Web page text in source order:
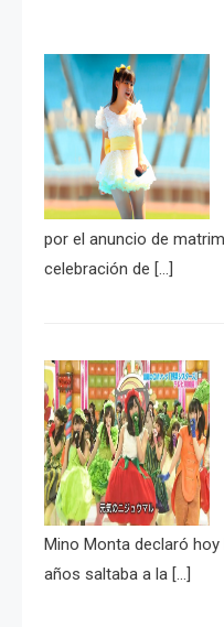
por el anuncio de
celebración de […]
Mino Monta declaró
años saltaba a la […]